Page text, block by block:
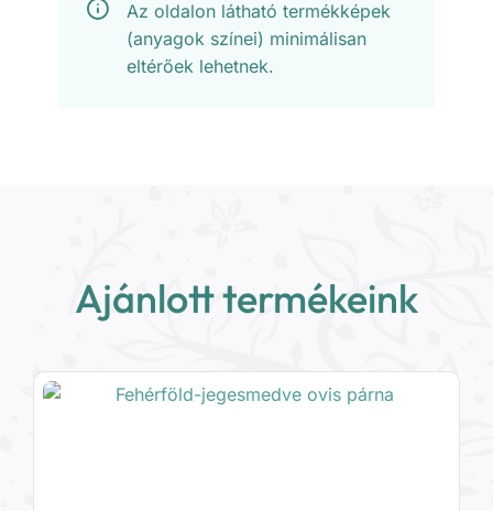
Az oldalon látható termékképek
(anyagok színei) minimálisan
eltérőek lehetnek.
Ajánlott termékeink